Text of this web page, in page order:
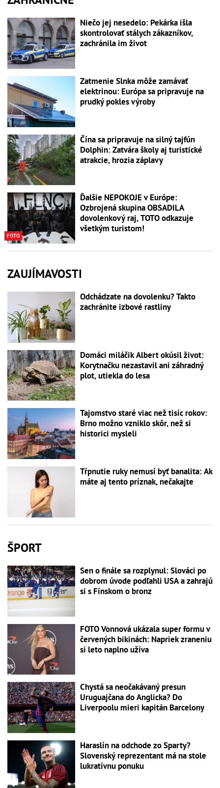
Niečo jej nesedelo: Pekárka išla
skontrolovať stálych zákazníkov,
zachránila im život
Zatmenie Slnka môže zamávať
elektrinou: Európa sa pripravuje na
prudký pokles výroby
Čína sa pripravuje na silný tajfún
Dolphin: Zatvára školy aj turistické
atrakcie, hrozia záplavy
FOTO
Ďalšie NEPOKOJE v Európe:
Ozbrojená skupina OBSADILA
dovolenkový raj, TOTO odkazuje
všetkým turistom!
ZAUJÍMAVOSTI
Odchádzate na dovolenku? Takto
zachránite izbové rastliny
Domáci miláčik Albert okúsil život:
Korytnačku nezastavil ani záhradný
plot, utiekla do lesa
Tajomstvo staré viac než tisíc rokov:
Brno možno vzniklo skôr, než si
historici mysleli
Tŕpnutie ruky nemusí byť banalita: Ak
máte aj tento príznak, nečakajte
ŠPORT
Sen o finále sa rozplynul: Slováci po
dobrom úvode podľahli USA a zahrajú
si s Fínskom o bronz
FOTO Vonnová ukázala super formu v
červených bikinách: Napriek zraneniu
si leto naplno užíva
Chystá sa neočakávaný presun
Uruguajčana do Anglicka? Do
Liverpoolu mieri kapitán Barcelony
Haraslín na odchode zo Sparty?
Slovenský reprezentant má na stole
lukratívnu ponuku